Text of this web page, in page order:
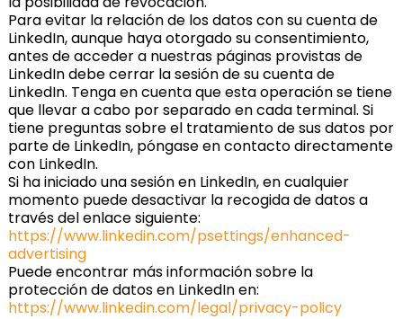
Para evitar la relación de los datos con su cuenta de
LinkedIn, aunque haya otorgado su consentimiento,
antes de acceder a nuestras páginas provistas de
LinkedIn debe cerrar la sesión de su cuenta de
LinkedIn. Tenga en cuenta que esta operación se tiene
que llevar a cabo por separado en cada terminal. Si
tiene preguntas sobre el tratamiento de sus datos por
parte de LinkedIn, póngase en contacto directamente
con LinkedIn.
Si ha iniciado una sesión en LinkedIn, en cualquier
momento puede desactivar la recogida de datos a
través del enlace siguiente:
https://www.linkedin.com/psettings/enhanced-
advertising
Puede encontrar más información sobre la
protección de datos en LinkedIn en:
https://www.linkedin.com/legal/privacy-policy